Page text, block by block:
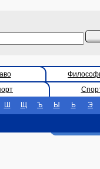
Ш Щ Ъ Ы Ь Э